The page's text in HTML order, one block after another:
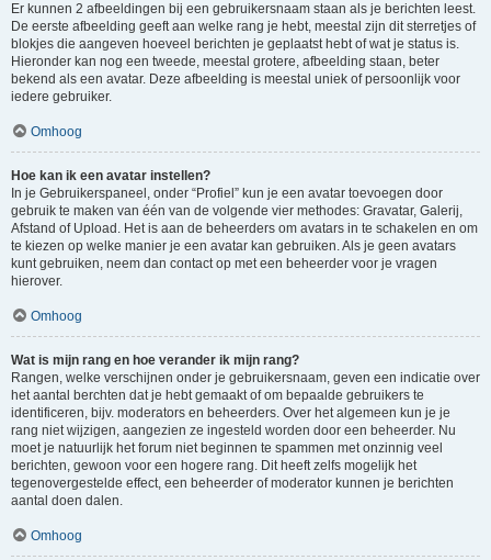
Er kunnen 2 afbeeldingen bij een gebruikersnaam staan als je berichten leest.
De eerste afbeelding geeft aan welke rang je hebt, meestal zijn dit sterretjes of
blokjes die aangeven hoeveel berichten je geplaatst hebt of wat je status is.
Hieronder kan nog een tweede, meestal grotere, afbeelding staan, beter
bekend als een avatar. Deze afbeelding is meestal uniek of persoonlijk voor
iedere gebruiker.
Omhoog
Hoe kan ik een avatar instellen?
In je Gebruikerspaneel, onder “Profiel” kun je een avatar toevoegen door
gebruik te maken van één van de volgende vier methodes: Gravatar, Galerij,
Afstand of Upload. Het is aan de beheerders om avatars in te schakelen en om
te kiezen op welke manier je een avatar kan gebruiken. Als je geen avatars
kunt gebruiken, neem dan contact op met een beheerder voor je vragen
hierover.
Omhoog
Wat is mijn rang en hoe verander ik mijn rang?
Rangen, welke verschijnen onder je gebruikersnaam, geven een indicatie over
het aantal berchten dat je hebt gemaakt of om bepaalde gebruikers te
identificeren, bijv. moderators en beheerders. Over het algemeen kun je je
rang niet wijzigen, aangezien ze ingesteld worden door een beheerder. Nu
moet je natuurlijk het forum niet beginnen te spammen met onzinnig veel
berichten, gewoon voor een hogere rang. Dit heeft zelfs mogelijk het
tegenovergestelde effect, een beheerder of moderator kunnen je berichten
aantal doen dalen.
Omhoog